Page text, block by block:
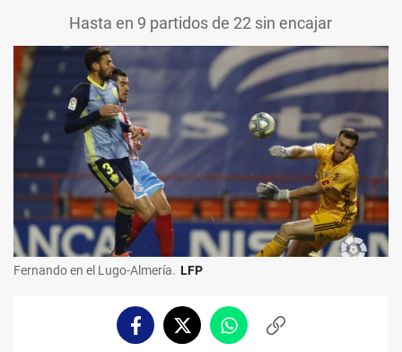
Hasta en 9 partidos de 22 sin encajar
Fernando en el Lugo-Almería. LFP
FacebookTwitterWhatsappCopiar